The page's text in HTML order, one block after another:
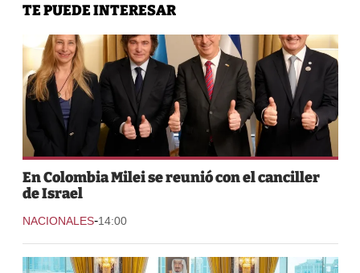
TE PUEDE INTERESAR
En Colombia Milei se reunió con el canciller
de Israel
NACIONALES-14:00